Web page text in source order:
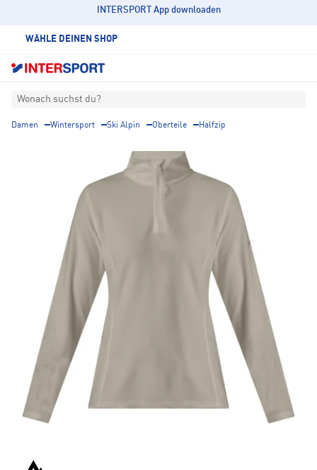
INTERSPORT App downloaden
WÄHLE DEINEN SHOP
Wonach suchst du?
Damen Wintersport Ski Alpin Oberteile Halfzip